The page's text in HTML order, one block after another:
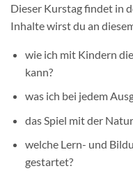
Dieser Kurstag findet in
Inhalte wirst du an
wie ich mit Kindern
kann?
was ich bei jedem
das Spiel mit der
welche Lern- und
gestartet?